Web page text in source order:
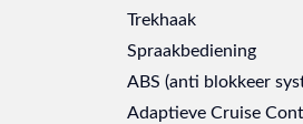
Trekhaak
Spraakbediening
ABS (anti blokkeer
Adaptieve Cruise